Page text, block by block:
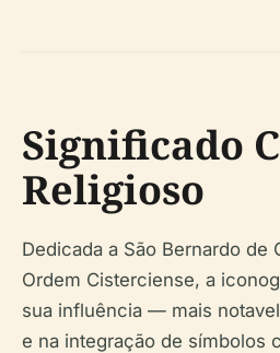
Significado
Religioso
Dedicada a São Bernardo de
Ordem Cisterciense, a
sua influência — mais
e na integração de símbolos